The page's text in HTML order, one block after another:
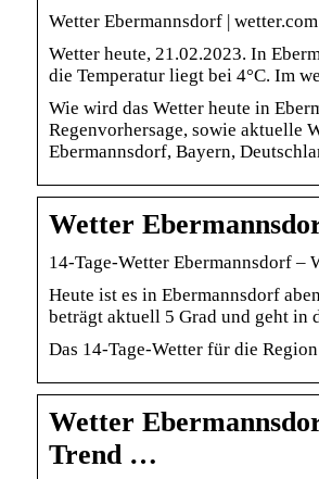
Wetter Ebermannsdorf | wetter.com
Wetter heute, 21.02.2023. In
die Temperatur liegt bei 4°C. Im
Wie wird das Wetter heute in
Regenvorhersage, sowie aktuelle
Ebermannsdorf, Bayern,
Wetter
14-Tage-Wetter Ebermannsdorf –
Heute ist es in Ebermannsdorf
beträgt aktuell 5 Grad und geht in
Das 14-Tage-Wetter für die
Wetter
Trend …